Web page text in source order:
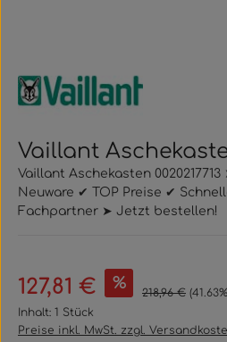
Vaillant
Vaillant Aschekasten
Neuware ✔ TOP Preise ✔
Fachpartner ➤ Jetzt bestellen!
Verkaufspreis:
127,81 € % Regulärer Preis:
218,96 €
Inhalt: 1 Stück
Preise inkl. MwSt. zzgl.